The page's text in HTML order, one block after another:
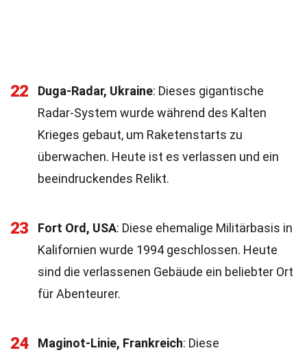
22 Duga-Radar, Ukraine: Dieses gigantische
Radar-System wurde während des Kalten
Krieges gebaut, um Raketenstarts zu
überwachen. Heute ist es verlassen und ein
beeindruckendes Relikt.
23 Fort Ord, USA: Diese ehemalige Militärbasis in
Kalifornien wurde 1994 geschlossen. Heute
sind die verlassenen Gebäude ein beliebter Ort
für Abenteurer.
24 Maginot-Linie, Frankreich: Diese